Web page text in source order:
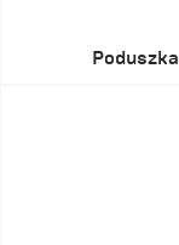
Poduszka